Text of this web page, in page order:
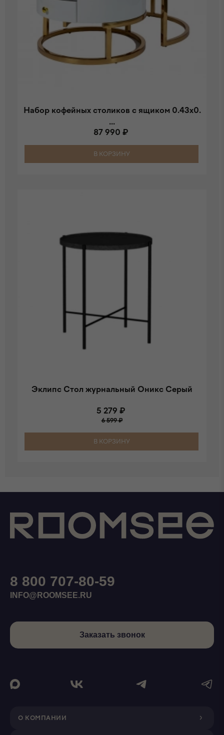
Набор кофейных столиков с ящиком 0.43x0.
...
87 990 ₽
В КОРЗИНУ
Эклипс Стол журнальный Оникс Серый
5 279 ₽
6 599 ₽
В КОРЗИНУ
О КОМПАНИИ
8 800 707-80-59
INFO@ROOMSEE.RU
Заказать звонок